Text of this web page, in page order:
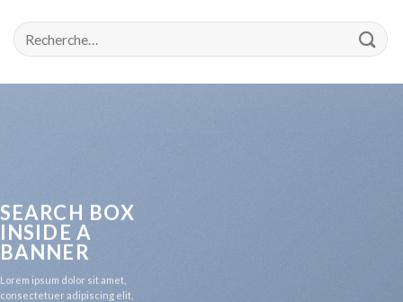
Recherche
pour :
SEARCH BOX
INSIDE A
BANNER
Lorem ipsum dolor sit amet,
consectetuer adipiscing elit,